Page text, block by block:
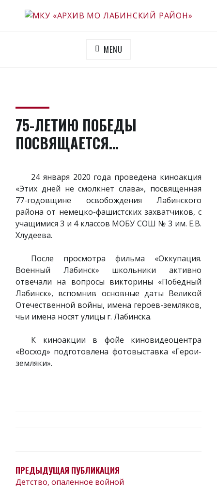
MENU
75-ЛЕТИЮ ПОБЕДЫ
ПОСВЯЩАЕТСЯ…
24 января 2020 года проведена киноакция
«Этих дней не смолкнет слава», посвященная
77-годовщине освобождения Лабинского
района от немецко-фашистских захватчиков, с
учащимися 3 и 4 классов МОБУ СОШ № 3 им. Е.В.
Хлудеева.
После просмотра фильма «Оккупация.
Военный Лабинск» школьники активно
отвечали на вопросы викторины «Победный
Лабинск», вспомнив основные даты Великой
Отечественной войны, имена героев-земляков,
чьи имена носят улицы г. Лабинска.
К киноакции в фойе киновидеоцентра
«Восход» подготовлена фотовыставка «Герои-
земляки».
ЗАПИСЯМ
ПРЕДЫДУЩАЯ ПУБЛИКАЦИЯ
Детство, опаленное войной